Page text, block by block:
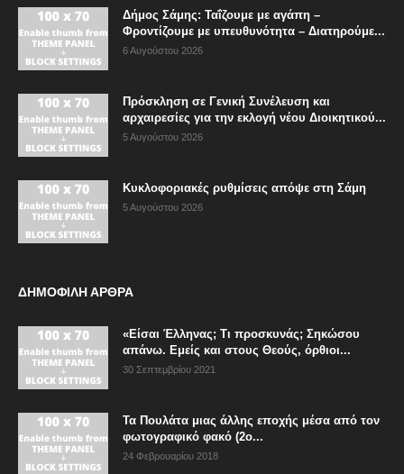
Δήμος Σάμης: Ταΐζουμε με αγάπη –
Φροντίζουμε με υπευθυνότητα – Διατηρούμε...
6 Αυγούστου 2026
Πρόσκληση σε Γενική Συνέλευση και
αρχαιρεσίες για την εκλογή νέου Διοικητικού...
5 Αυγούστου 2026
Κυκλοφοριακές ρυθμίσεις απόψε στη Σάμη
5 Αυγούστου 2026
ΔΗΜΟΦΙΛΗ ΑΡΘΡΑ
«Είσαι Έλληνας; Τι προσκυνάς; Σηκώσου
απάνω. Εμείς και στους Θεούς, όρθιοι...
30 Σεπτεμβρίου 2021
Τα Πουλάτα μιας άλλης εποχής μέσα από τον
φωτογραφικό φακό (2ο...
24 Φεβρουαρίου 2018